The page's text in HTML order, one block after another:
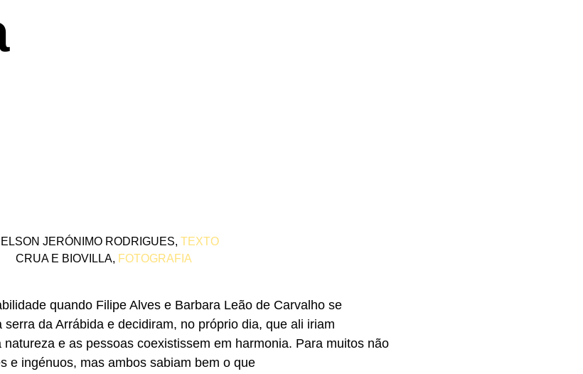
JERÓNIMO RODRIGUES, TEXTO
CRUA E BIOVILLA, FOTOGRAFIA
quando Filipe Alves e Barbara Leão de Carvalho se
da Arrábida e decidiram, no próprio dia, que ali iriam
e as pessoas coexistissem em harmonia. Para muitos não
e ingénuos, mas ambos sabiam bem o que